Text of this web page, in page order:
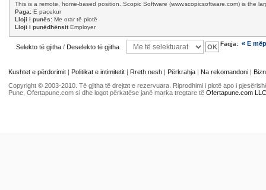
This is a remote, home-based position. Scopic Software (www.scopicsoftware.com) is the
Paga: E pacekur
Lloji i punës: Me orar të plotë
Lloji i punëdhënsitEmployer
Selekto të gjitha / Deselekto të gjitha Faqja: « E
Kushtet e përdorimit | Politikat e intimitetit | Rreth nesh | Përkrahja | Na rekomandoni |
Copyright © 2003-2010. Të gjitha të drejtat e rezervuara. Riprodhimi i plotë apo i
Pune, Ofertapune.com si dhe logot përkatëse janë marka tregtare të Ofertapune.com LLC